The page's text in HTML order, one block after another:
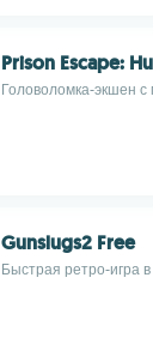
Prison Escape:
Головоломка-экшен с
Gunslugs2 Free
Быстрая ретро-игра